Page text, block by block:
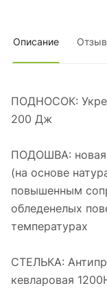
Описание
ПОДНОСОК:
200 Дж
ПОДОШВА: новая
(на основе
повышенным
обледенелых
температурах
СТЕЛЬКА:
кевларовая